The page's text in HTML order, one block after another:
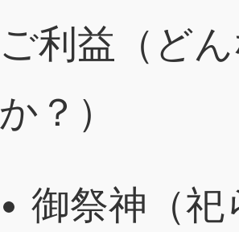
ご利益（ど
か？）
御祭神（祀